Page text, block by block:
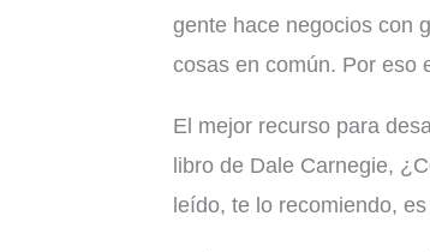
gente hace negocios con
cosas en común. Por eso
El mejor recurso para
libro de Dale Carnegie,
leído, te lo recomiendo,